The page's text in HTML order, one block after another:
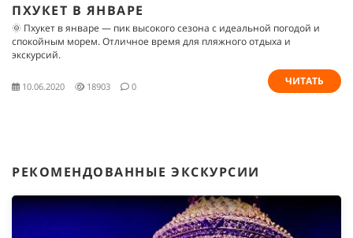
ПХУКЕТ В ЯНВАРЕ
🌞 Пхукет в январе — пик высокого сезона с идеальной погодой и
спокойным морем. Отличное время для пляжного отдыха и
экскурсий.
10.06.2020 18903 0 ЧИТАТЬ
РЕКОМЕНДОВАННЫЕ ЭКСКУРСИИ